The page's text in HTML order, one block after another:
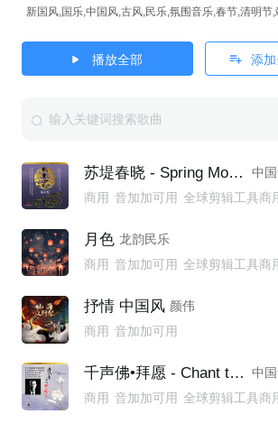
播放全部 添
苏堤春晓 - Spring Mornings along the Suti Dike
商用 音加加可用 全球剪辑工具商
全球剪辑工具商用模板不下架
全球剪辑工具商用 YTB不拦截
月色 龙韵民乐
商用 音加加可用 全球剪辑工具商
抒情 中国风 颜伟
商用 音加加可用
千声佛•拜愿 - Chant to the Buddha and Making Worship
商用 音加加可用 全球剪辑工具商